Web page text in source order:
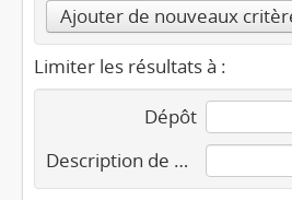
Ajouter de nouveaux
Limiter les résultats à :
Dépôt
Description de haut niveau